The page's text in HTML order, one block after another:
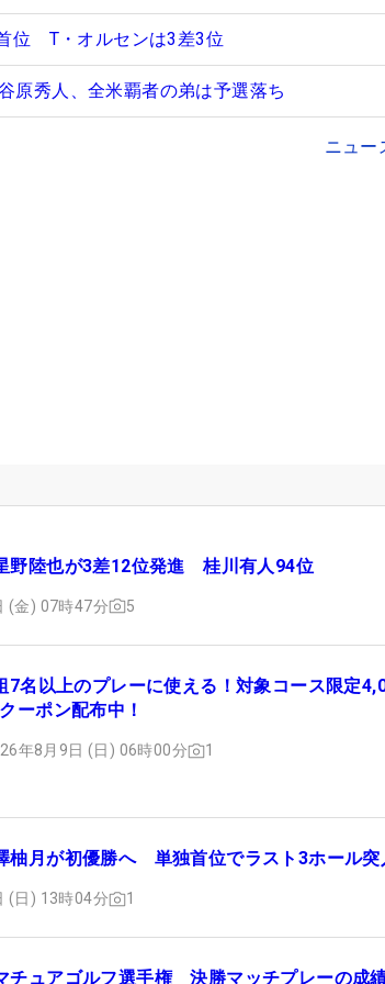
位 T・オルセンは3差3位
秀人、全米覇者の弟は予選落ち
ニュー
野陸也が3差12位発進 桂川有人94位
(金) 07時47分 5
7名以上のプレーに使える！対象コース限定
ーポン配布中！
年8月9日 (日) 06時00分 1
柚月が初優勝へ 単独首位でラスト3ホール突
(日) 13時04分 1
チュアゴルフ選手権 決勝マッチプレーの成